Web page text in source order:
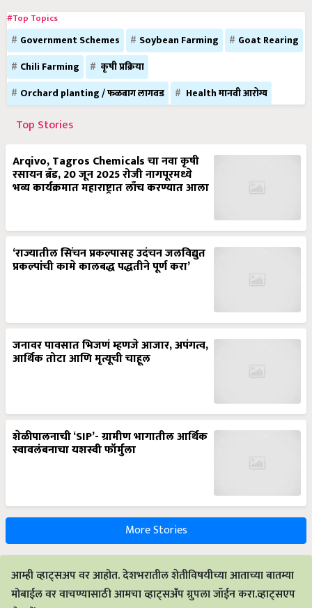
#Top Topics
Government Schemes Soybean Farming
Goat Rearing
Chili Farming
कृषी प्रक्रिया
Orchard planting / फळबाग लागवड
Health मानवी आरोग्य
Top Stories
Arqivo, Tagros Chemicals चा नवा कृषी
रसायन ब्रँड, 20 जून 2025 रोजी नागपूरमध्ये
भव्य कार्यक्रमात महाराष्ट्रात लाँच करण्यात आला
‘राज्यातील सिंचन प्रकल्पासह उदंचन जलविद्युत
प्रकल्पांची कामे कालबद्ध पद्धतीने पूर्ण करा’
जनावर पावसात भिजणं म्हणजे आजार, अपंगत्व,
आर्थिक तोटा आणि मृत्यूची चाहूल
शेळीपालनाची ‘SIP’- ग्रामीण भागातील आर्थिक
स्वावलंबनाचा यशस्वी फॉर्मुला
More Stories
आम्ही व्हाट्सअप वर आहोत. देशभरातील शेतीविषयीच्या आताच्या बातम्या
मोबाईल वर वाचण्यासाठी आमचा व्हाट्सअँप ग्रुपला जॉईन करा.व्हाट्सएप